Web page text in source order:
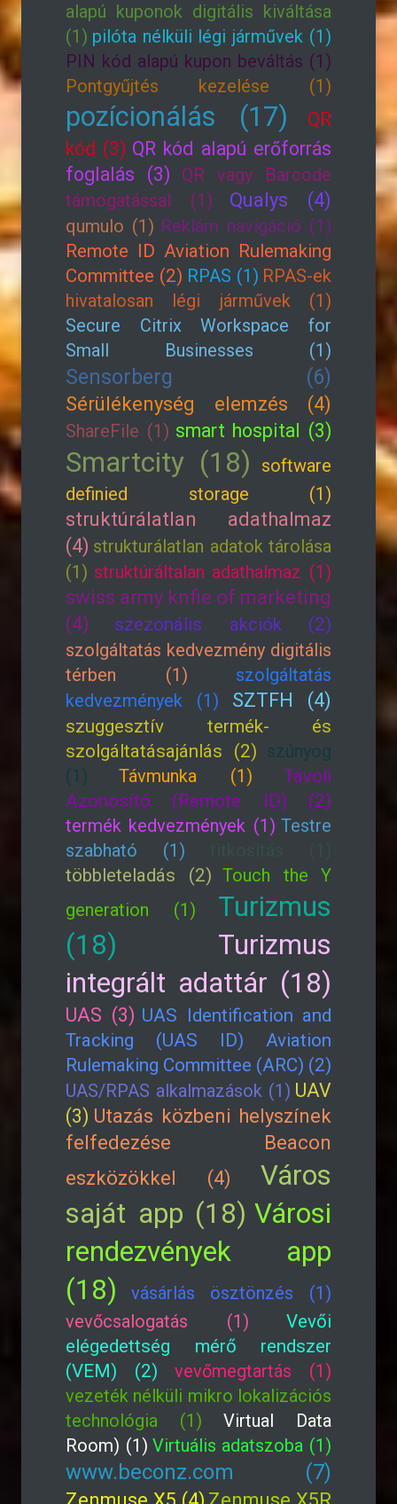
alapú kuponok digitális kiváltása
(1) pilóta nélküli légi járművek (1)
PIN kód alapú kupon beváltás (1)
Pontgyűjtés kezelése (1)
pozícionálás (17)
QR
kód (3) QR kód alapú erőforrás
foglalás (3)
QR vagy Barcode
támogatással (1)
Qualys (4)
qumulo (1) Reklám navigáció (1)
Remote ID Aviation Rulemaking
Committee (2) RPAS (1) RPAS-ek
hivatalosan légi járművek (1)
Secure Citrix Workspace for
Small Businesses (1)
Sensorberg (6)
Sérülékenység elemzés (4)
ShareFile (1) smart hospital (3)
Smartcity (18)
software
definied storage (1)
struktúrálatlan adathalmaz
(4) strukturálatlan adatok tárolása
(1) struktúráltalan adathalmaz (1)
swiss army knfie of marketing
(4)
szezonális akciók (2)
szolgáltatás kedvezmény digitális
térben (1)
szolgáltatás
kedvezmények (1)
SZTFH (4)
szuggesztív termék- és
szolgáltatásajánlás (2) szúnyog
(1)
Távmunka (1)
Távoli
Azonosító (Remote ID) (2)
termék kedvezmények (1) Testre
szabható (1)
többleteladás (2) Touch the Y
generation (1)
Turizmus
(18)
Turizmus
integrált adattár (18)
UAS (3) UAS Identification and
Tracking (UAS ID) Aviation
Rulemaking Committee (ARC) (2)
UAS/RPAS alkalmazások (1) UAV
(3) Utazás közbeni helyszínek
felfedezése Beacon
eszközökkel (4)
Város
saját app (18) Városi
rendezvények app
(18)
vásárlás ösztönzés (1)
vevőcsalogatás (1)
Vevői
elégedettség mérő rendszer
(VEM) (2)
vevőmegtartás (1)
vezeték nélküli mikro lokalizációs
technológia (1)
Virtual Data
Room) (1) Virtuális adatszoba (1)
www.beconz.com (7)